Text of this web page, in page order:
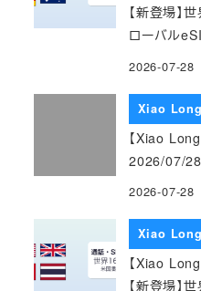
【新登場】
ローバル
2026-07-28
Xiao
【Xiao
2026/07/
2026-07-28
Xiao
【Xiao
【新登場】